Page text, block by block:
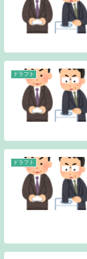
ドラフト
ドラフト